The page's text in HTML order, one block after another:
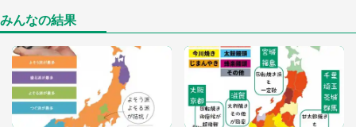
「閉所恐怖症の私は新幹線で大パニック。隣席の青
年に『手を繋いで』とお願いしたら...」 体験談に
8万人感動
みんなの結果